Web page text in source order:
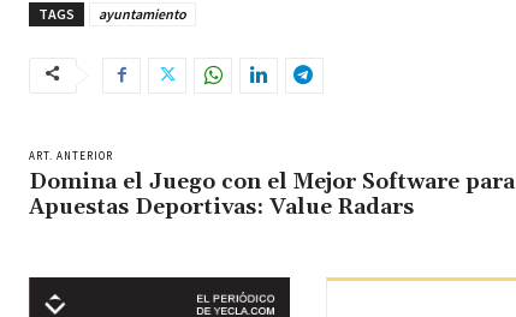
TAGS ayuntamiento
ART. ANTERIOR
Domina el Juego con el Mejor Software para
Apuestas Deportivas: Value Radars